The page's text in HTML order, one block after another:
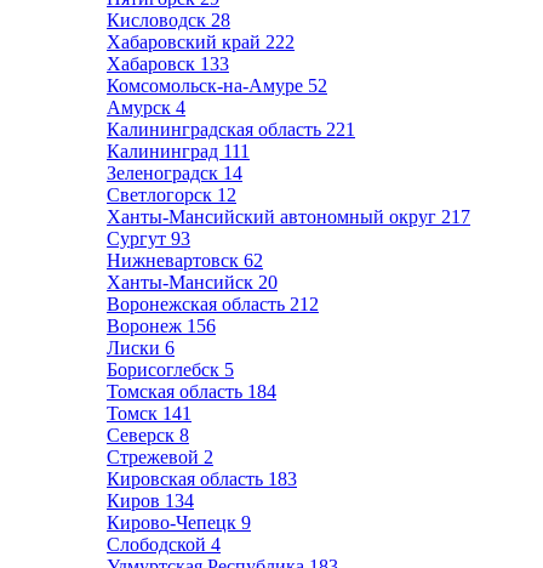
Кисловодск 28
Хабаровский край 222
Хабаровск 133
Комсомольск-на-Амуре 52
Амурск 4
Калининградская область 221
Калининград 111
Зеленоградск 14
Светлогорск 12
Ханты-Мансийский автономный округ 217
Сургут 93
Нижневартовск 62
Ханты-Мансийск 20
Воронежская область 212
Воронеж 156
Лиски 6
Борисоглебск 5
Томская область 184
Томск 141
Северск 8
Стрежевой 2
Кировская область 183
Киров 134
Кирово-Чепецк 9
Слободской 4